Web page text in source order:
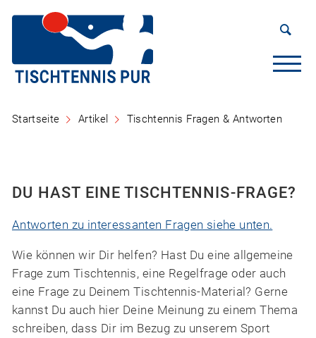
Startseite Artikel Tischtennis Fragen & Antworten
DU HAST EINE TISCHTENNIS-FRAGE?
Antworten zu interessanten Fragen siehe unten.
Wie können wir Dir helfen? Hast Du eine allgemeine
Frage zum Tischtennis, eine Regelfrage oder auch
eine Frage zu Deinem Tischtennis-Material? Gerne
kannst Du auch hier Deine Meinung zu einem Thema
schreiben, dass Dir im Bezug zu unserem Sport